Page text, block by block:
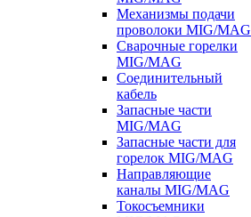
Механизмы подачи
проволоки MIG/MAG
Сварочные горелки
MIG/MAG
Соединительный
кабель
Запасные части
MIG/MAG
Запасные части для
горелок MIG/MAG
Направляющие
каналы MIG/MAG
Токосъемники